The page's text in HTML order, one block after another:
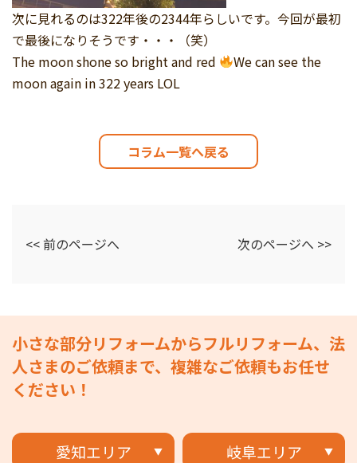
次に見れるのは322年後の2344年らしいです。今回が最初
で最後になりそうです・・・（笑）
The moon shone so bright and red
We can see the
moon again in 322 years LOL
コラム一覧へ戻る
<< 前のページへ 次のページへ >>
小さな部分リフォームからフルリフォーム、法
人さまのご依頼まで、複雑なご依頼もお任せ
ください！
愛知エリア 岐阜エリア